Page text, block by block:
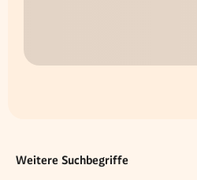
Weitere Suchbegriffe